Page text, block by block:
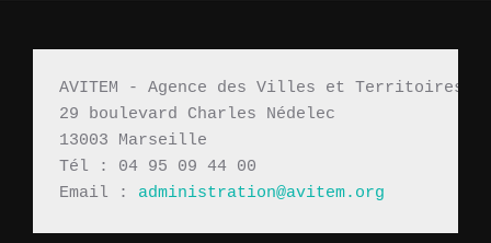
AVITEM - Agence des Villes et Territoires
29 boulevard Charles Nédelec
13003 Marseille
Tél : 04 95 09 44 00
Email : administration@avitem.org